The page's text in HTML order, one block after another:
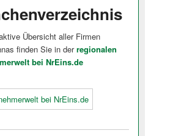
Übersicht aller Firmen
finden Sie in derregionalen
bei NrEins.de